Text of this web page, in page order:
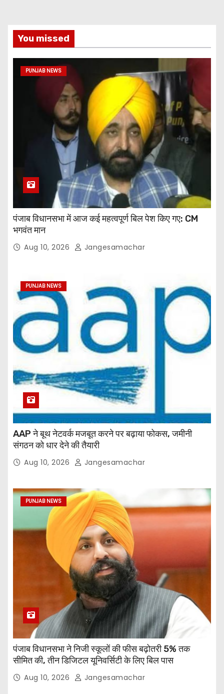
You missed
PUNJAB NEWS
पंजाब विधानसभा में आज कई महत्वपूर्ण बिल पेश किए गए: CM
भगवंत मान
Aug 10, 2026 Jangesamachar
PUNJAB NEWS
AAP ने बूथ नेटवर्क मजबूत करने पर बढ़ाया फोकस, जमीनी
संगठन को धार देने की तैयारी
Aug 10, 2026 Jangesamachar
PUNJAB NEWS
पंजाब विधानसभा ने निजी स्कूलों की फीस बढ़ोतरी 5% तक
सीमित की, तीन डिजिटल यूनिवर्सिटी के लिए बिल पास
Aug 10, 2026 Jangesamachar